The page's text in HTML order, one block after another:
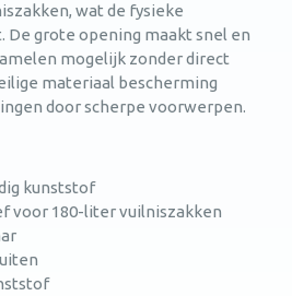
wat de fysieke
De grote opening maakt snel en
mogelijk zonder direct
materiaal bescherming
door scherpe voorwerpen.
kunststof
voor 180-liter vuilniszakken